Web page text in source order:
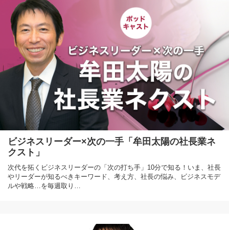
ビジネスリーダー×次の一手「牟田太陽の社長業ネ
クスト」
次代を拓くビジネスリーダーの「次の打ち手」10分で知る！いま、社長
やリーダーが知るべきキーワード、考え方、社長の悩み、ビジネスモデ
ルや戦略…を毎週取り…